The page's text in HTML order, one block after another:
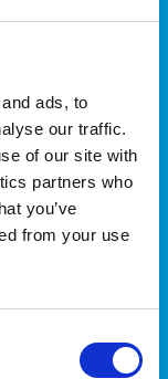
ads, to
our traffic.
of our site with
partners who
you’ve
from your use